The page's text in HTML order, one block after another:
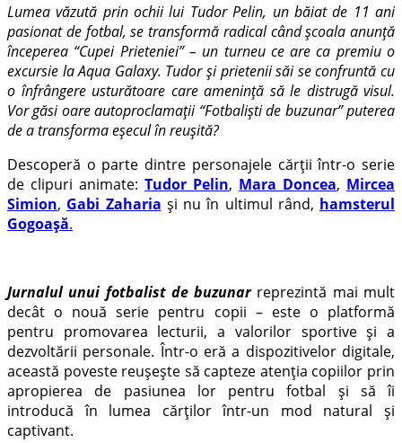
Lumea văzută prin ochii lui Tudor Pelin, un băiat de 11 ani
pasionat de fotbal, se transformă radical când școala anunță
începerea “Cupei Prieteniei” – un turneu ce are ca premiu o
excursie la Aqua Galaxy. Tudor și prietenii săi se confruntă cu
o înfrângere usturătoare care amenință să le distrugă visul.
Vor găsi oare autoproclamații “Fotbaliști de buzunar” puterea
de a transforma eșecul în reușită?
Descoperă o parte dintre personajele cărții într-o serie
de clipuri animate: Tudor Pelin, Mara Doncea, Mircea
Simion, Gabi Zaharia și nu în ultimul rând, hamsterul
Gogoașă.
Jurnalul unui fotbalist de buzunarreprezintă mai mult
decât o nouă serie pentru copii – este o platformă
pentru promovarea lecturii, a valorilor sportive și a
dezvoltării personale. Într-o eră a dispozitivelor digitale,
această poveste reușește să capteze atenția copiilor prin
apropierea de pasiunea lor pentru fotbal și să îi
introducă în lumea cărților într-un mod natural și
captivant.